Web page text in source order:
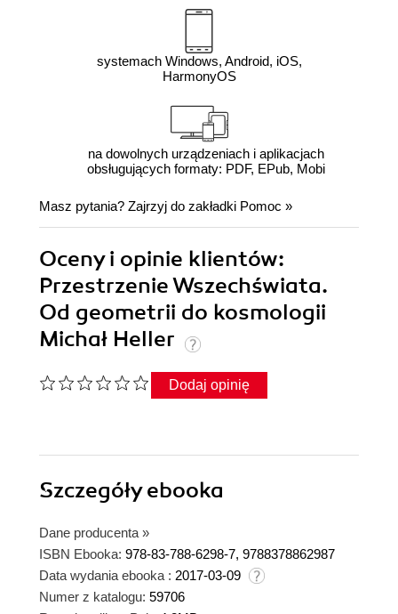
systemach Windows, Android, iOS,
HarmonyOS
na dowolnych urządzeniach i aplikacjach
obsługujących formaty: PDF, EPub, Mobi
Masz pytania? Zajrzyj do zakładki Pomoc »
Oceny i opinie klientów:
Przestrzenie Wszechświata.
Od geometrii do kosmologii
Michał Heller
Dodaj opinię
Szczegółyebooka
Dane producenta »
ISBN Ebooka: 978-83-788-6298-7, 9788378862987
Data wydania ebooka : 2017-03-09
Numer z katalogu: 59706